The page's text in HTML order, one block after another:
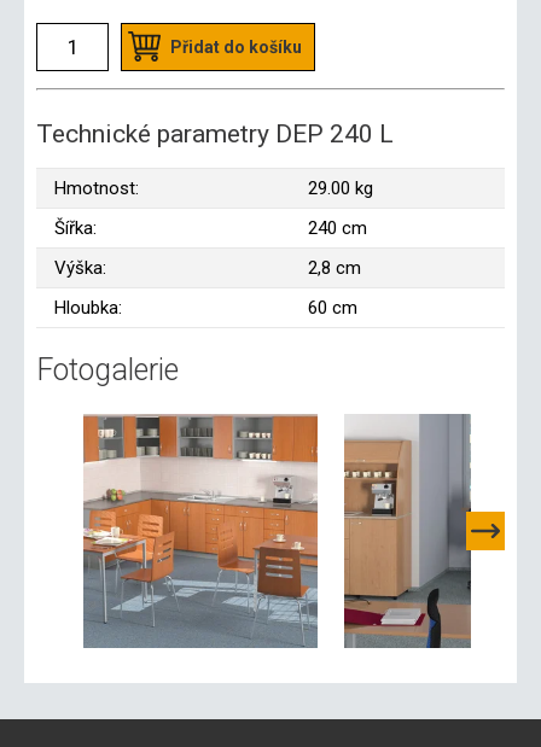
Přidat do košíku
Technické parametry DEP 240 L
Hmotnost:
29.00 kg
Šířka:
240 cm
Výška:
2,8 cm
Hloubka:
60 cm
Fotogalerie